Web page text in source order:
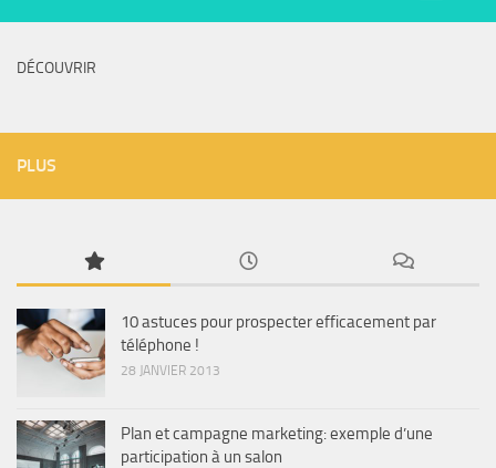
DÉCOUVRIR
PLUS
10 astuces pour prospecter efficacement par
téléphone !
28 JANVIER 2013
Plan et campagne marketing: exemple d’une
participation à un salon